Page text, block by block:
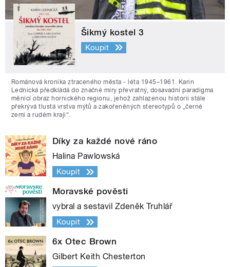
Šikmý kostel 3
Koupit
Románová kronika ztraceného města - léta 1945–1961. Karin
Lednická předkládá do značné míry převratný, dosavadní paradigma
měnící obraz hornického regionu, jehož zahlazenou historii stále
překrývá tlustá vrstva mýtů a zakořeněných stereotypů o „černé
zemi a rudém kraji“.
Díky za každé nové ráno
Halina Pawlowská
Koupit
Moravské pověsti
vybral a sestavil Zdeněk Truhlář
Koupit
6x Otec Brown
Gilbert Keith Chesterton